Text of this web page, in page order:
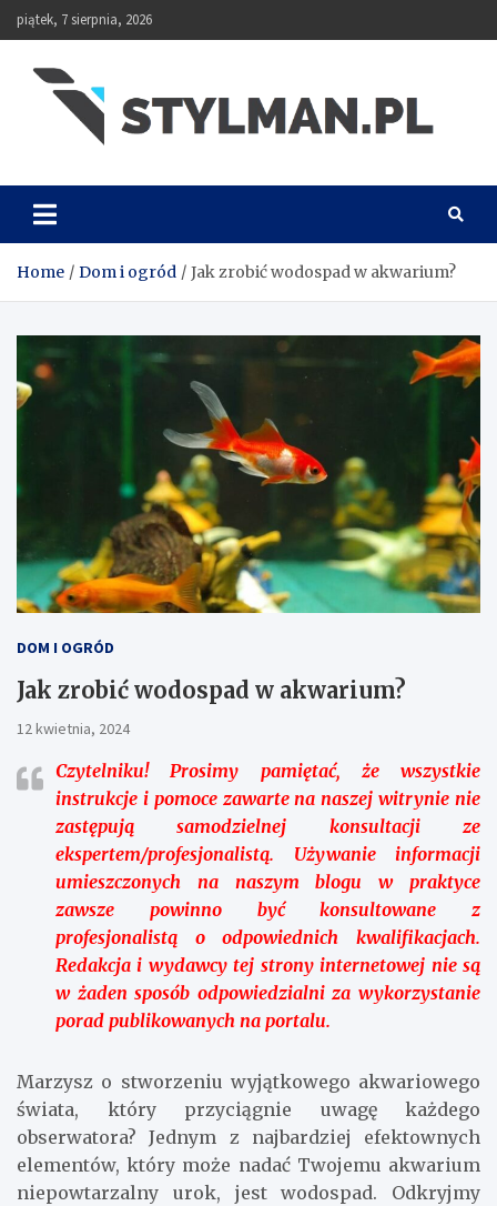
Skip
to
piątek, 7 sierpnia, 2026
Stylman
Home Dom i ogród Jak zrobić wodospad w akwarium?
DOM I OGRÓD
Jak zrobić wodospad w akwarium?
12 kwietnia, 2024
Czytelniku!Prosimy pamiętać, że wszystkie
instrukcje i pomoce zawarte na naszej witrynie nie
zastępują samodzielnej konsultacji ze
ekspertem/profesjonalistą. Używanie informacji
umieszczonych na naszym blogu w praktyce
zawsze powinno być konsultowane z
profesjonalistą o odpowiednich kwalifikacjach.
Redakcja i wydawcy tej strony internetowej nie są
w żaden sposób odpowiedzialni za wykorzystanie
porad publikowanych na portalu.
Marzysz o stworzeniu wyjątkowego akwariowego
świata, który przyciągnie uwagę każdego
obserwatora? Jednym z najbardziej efektownych
elementów, który może nadać Twojemu akwarium
niepowtarzalny urok, jest wodospad. Odkryjmy